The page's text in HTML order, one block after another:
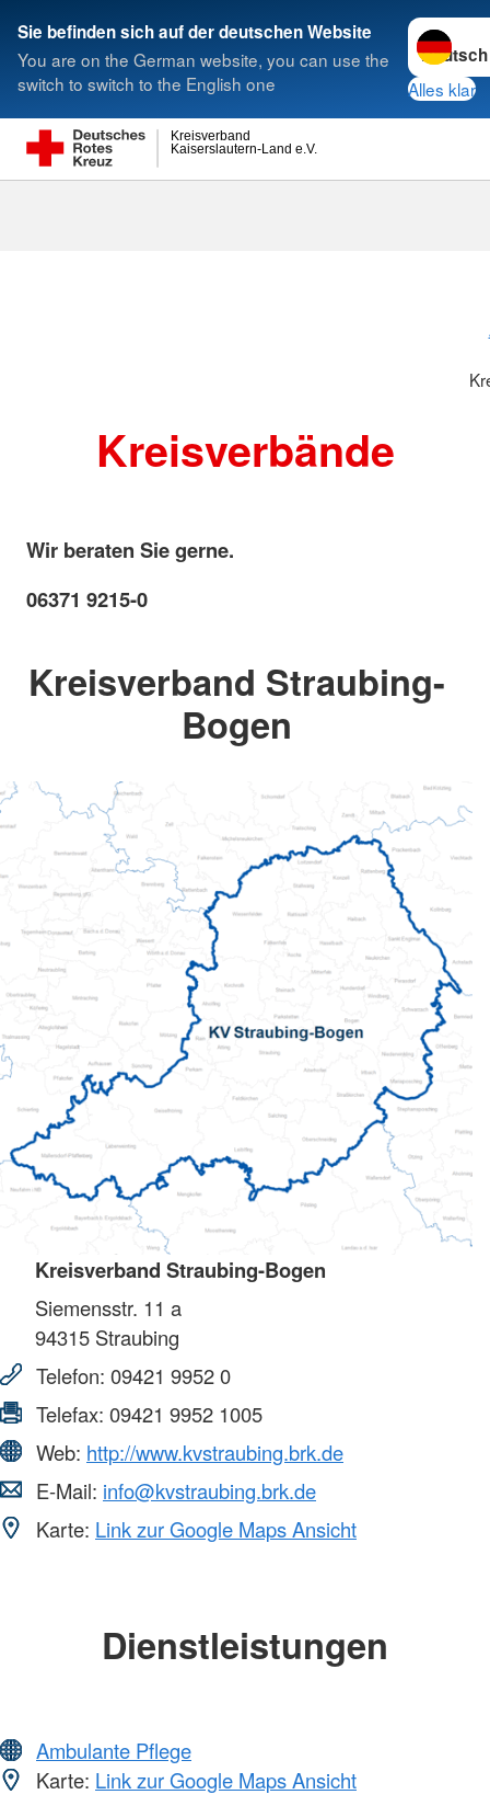
Sie befinden sich auf der deutschen Website
You are on the German website, you can use the
switch to switch to the English one
Sprache
Alles klar
Kaiserslautern-Land e.V.
Kreisverband
Suche
Kreisverbände
Wir beraten Sie gerne.
06371 9215-0
Kreisverband Straubing-
Bogen
Kreisverband Straubing-Bogen
Siemensstr. 11 a
94315 Straubing
Telefon: 09421 9952 0
Telefax: 09421 9952 1005
Web: http://www.kvstraubing.brk.de
E-Mail: info@kvstraubing.brk.de
Karte: Link zur Google Maps Ansicht
Dienstleistungen
Ambulante Pflege
Karte: Link zur Google Maps Ansicht